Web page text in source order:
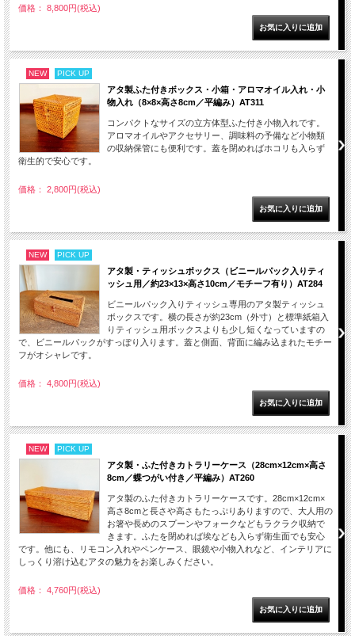
価格： 8,800円(税込)
NEW PICK UP
アタ製ふた付きボックス・小箱・アロマオイル入れ・小
物入れ（8×8×高さ8cm／平編み）AT311
コンパクトなサイズの立方体型ふた付き小物入れです。
アロマオイルやアクセサリー、調味料の予備など小物類
の収納保管にも便利です。蓋を閉めればホコリも入らず
衛生的で安心です。
価格： 2,800円(税込)
NEW PICK UP
アタ製・ティッシュボックス（ビニールパック入りティ
ッシュ用／約23×13×高さ10cm／モチーフ有り）AT284
ビニールパック入りティッシュ専用のアタ製ティッシュ
ボックスです。横の長さが約23cm（外寸）と標準紙箱入
りティッシュ用ボックスよりも少し短くなっていますの
で、ビニールパックがすっぽり入ります。蓋と側面、背面に編み込まれたモチー
フがオシャレです。
価格： 4,800円(税込)
NEW PICK UP
アタ製・ふた付きカトラリーケース（28cm×12cm×高さ
8cm／蝶つがい付き／平編み）AT260
アタ製のふた付きカトラリーケースです。28cm×12cm×
高さ8cmと長さや高さもたっぷりありますので、大人用の
お箸や長めのスプーンやフォークなどもラクラク収納で
きます。ふたを閉めれば埃なども入らず衛生面でも安心
です。他にも、リモコン入れやペンケース、眼鏡や小物入れなど、インテリアに
しっくり溶け込むアタの魅力をお楽しみください。
価格： 4,760円(税込)